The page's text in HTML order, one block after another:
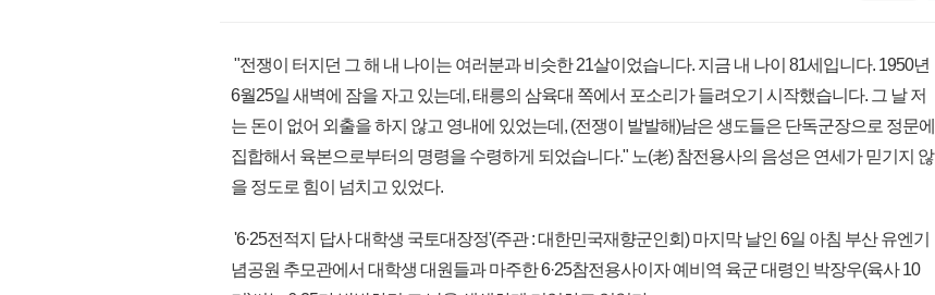
"전쟁이 터지던 그 해 내 나이는 여러분과 비슷한 21살이었습니다. 지금 내 나이 81세입니다. 1950년
6월25일 새벽에 잠을 자고 있는데, 태릉의 삼육대 쪽에서 포소리가 들려오기 시작했습니다. 그 날 저
는 돈이 없어 외출을 하지 않고 영내에 있었는데, (전쟁이 발발해)남은 생도들은 단독군장으로 정문에
집합해서 육본으로부터의 명령을 수령하게 되었습니다." 노(老) 참전용사의 음성은 연세가 믿기지 않
을 정도로 힘이 넘치고 있었다.
'6·25전적지 답사 대학생 국토대장정'(주관 : 대한민국재향군인회) 마지막 날인 6일 아침 부산 유엔기
념공원 추모관에서 대학생 대원들과 마주한 6·25참전용사이자 예비역 육군 대령인 박장우(육사 10